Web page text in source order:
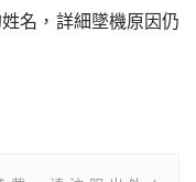
名，詳細墜機原因仍